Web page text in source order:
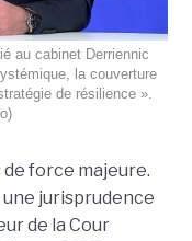
au cabinet Derriennic
la couverture
de résilience ».
force majeure.
jurisprudence
de la Cour